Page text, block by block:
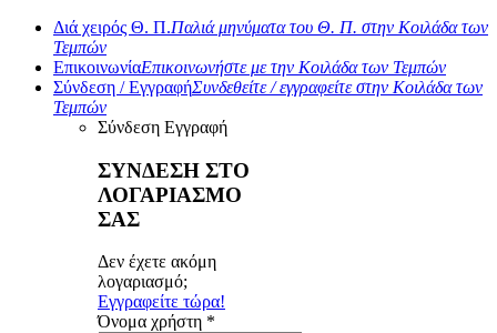
Διά χειρός Θ. Π.Παλιά μηνύματα του Θ. Π. στην Κοιλάδα των
Τεμπών
ΕπικοινωνίαΕπικοινωνήστε με την Κοιλάδα των Τεμπών
Σύνδεση / ΕγγραφήΣυνδεθείτε / εγγραφείτε στην Κοιλάδα των
Τεμπών
Σύνδεση Εγγραφή
ΣΥΝΔΕΣΗ ΣΤΟ
ΛΟΓΑΡΙΑΣΜΟ
ΣΑΣ
Δεν έχετε ακόμη
λογαριασμό;
Εγγραφείτε τώρα!
Όνομα χρήστη *